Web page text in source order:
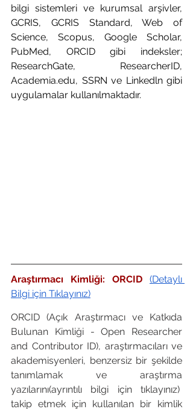
bilgi sistemleri ve kurumsal arşivler,
GCRIS, GCRIS Standard, Web of
Science, Scopus, Google Scholar,
PubMed, ORCID gibi indeksler;
Academia.edu, SSRN ve Linkedln gibi
uygulamalar kullanılmaktadır.
Araştırmacı Kimliği: ORCID (Detaylı
Bilgi için Tıklayınız)
ORCID (Açık Araştırmacı ve Katkıda
Bulunan Kimliği - Open Researcher
and Contributor ID), araştırmacıları ve
akademisyenleri, benzersiz bir şekilde
tanımlamak ve araştırma
yazılarını(ayrıntılı bilgi için tıklayınız)
takip etmek için kullanılan bir kimlik